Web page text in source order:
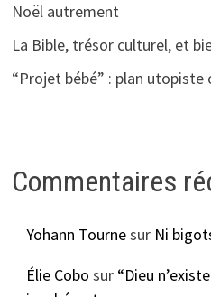
Noël autrement
La Bible, trésor culturel, et
“Projet bébé” : plan utopiste
Commentaires
Yohann Tournesur Ni
Élie Cobo sur “Dieu